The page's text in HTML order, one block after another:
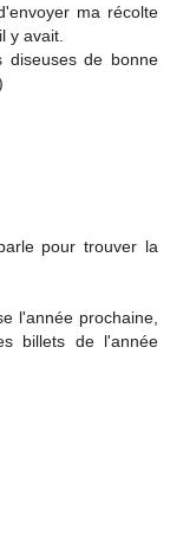
ma récolte
y avait.
diseuses de bonne
pour trouver la
l'année prochaine,
billets de l'année